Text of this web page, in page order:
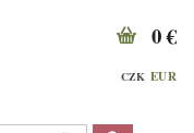
CZK EUR
0 €